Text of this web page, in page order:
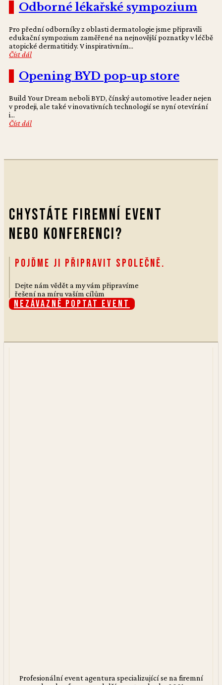
Odborné lékařské sympozium
Pro přední odborníky z oblasti dermatologie jsme připravili
edukační sympozium zaměřené na nejnovější poznatky v léčbě
atopické dermatitidy. V inspirativním...
Číst dál
Opening BYD pop-up store
Build Your Dream neboli BYD, čínský automotive leader nejen
v prodeji, ale také v inovativních technologií se nyní otevírání
i...
Číst dál
Chystáte firemní event
nebo konferenci?
Pojďme ji připravit společně.
Dejte nám vědět a my vám připravíme
řešení na míru vaším cílům
Nezávazně poptat event
Profesionální event agentura specializující se na firemní